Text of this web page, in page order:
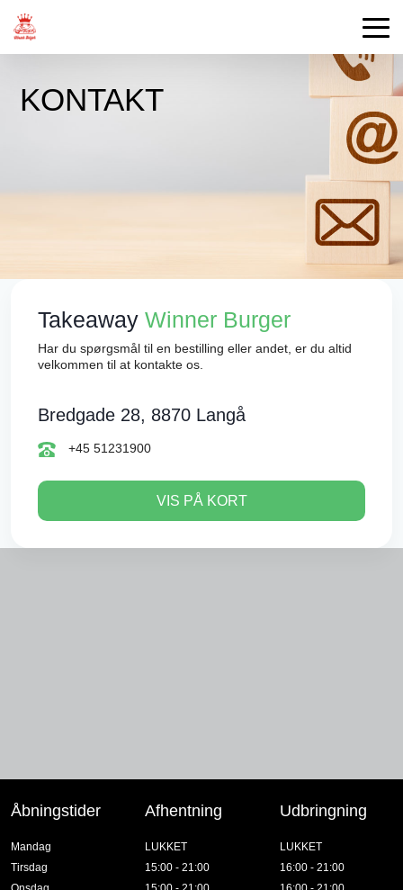
KONTAKT
Takeaway Winner Burger
Har du spørgsmål til en bestilling eller andet, er du altid
velkommen til at kontakte os.
Bredgade 28, 8870 Langå
+45 51231900
VIS PÅ KORT
Åbningstider
Mandag
Tirsdag
Afhentning
LUKKET
15:00 - 21:00
Udbringning
LUKKET
16:00 - 21:00